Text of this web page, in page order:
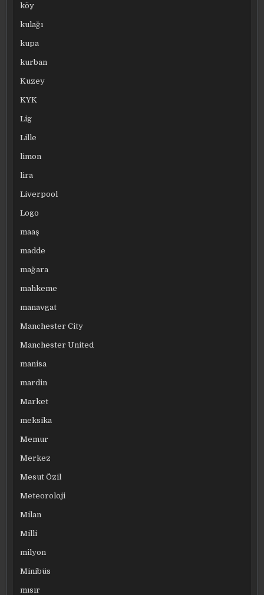
köy
kulağı
kupa
kurban
Kuzey
KYK
Lig
Lille
limon
lira
Liverpool
Logo
maaş
madde
mağara
mahkeme
manavgat
Manchester City
Manchester United
manisa
mardin
Market
meksika
Memur
Merkez
Mesut Özil
Meteoroloji
Milan
Milli
milyon
Minibüs
mısır